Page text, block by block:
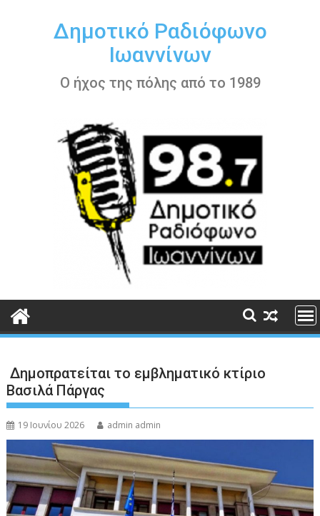
περιεχόμενοΔημοτικό Ραδιόφωνο
Ιωαννίνων
Ο ήχος της πόλης από το 1989
Δημοπρατείται το εμβληματικό κτίριο
Βασιλά Πάργας
19 Ιουνίου 2026 admin admin